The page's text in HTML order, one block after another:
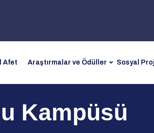
Afet Araştırmalar ve Ödüller Sosyal
Kampüsü